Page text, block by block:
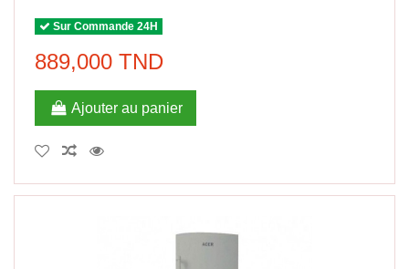
Sur Commande 24H
889,000 TND
Ajouter au panier